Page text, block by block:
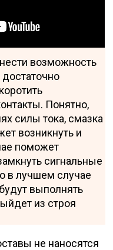
возможность
Понятно,
силы тока, смазка
возникнуть и
поможет
сигнальные
в лучшем случае
выполнять
из строя
не наносятся